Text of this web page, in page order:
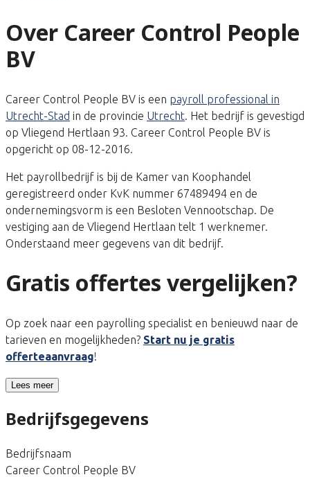
Over Career Control People
BV
Career Control People BV is een payroll professional in
Utrecht-Stad in de provincie Utrecht. Het bedrijf is gevestigd
op Vliegend Hertlaan 93. Career Control People BV is
opgericht op 08-12-2016.
Het payrollbedrijf is bij de Kamer van Koophandel
geregistreerd onder KvK nummer 67489494 en de
ondernemingsvorm is een Besloten Vennootschap. De
vestiging aan de Vliegend Hertlaan telt 1 werknemer.
Onderstaand meer gegevens van dit bedrijf.
Gratis offertes vergelijken?
Op zoek naar een payrolling specialist en benieuwd naar de
tarieven en mogelijkheden? Start nu je gratis
offerteaanvraag!
Lees meer
Bedrijfsgegevens
Bedrijfsnaam
Career Control People BV